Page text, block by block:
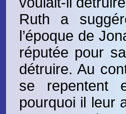
Ruth a
l’époque de
réputée pour
détruire. Au
se repentent
pourquoi il leur